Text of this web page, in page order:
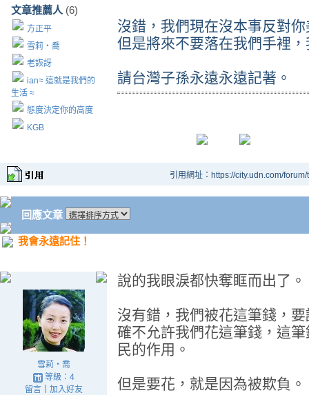
文章推薦人 (6)
方正平
雪莉‧喬
老詼訝
ian≈ 這就是我們的
生活 ≈
態度決定你的高度
KGB
沒錯，我們現在沒本事反對
但是將來不要落在我們手裡
請台灣子孫永遠永遠記著。
引用網址：https://city.udn.com/
回應文章
我會永遠記住！
雪莉‧喬
等級：4
留言｜ 加入好友
說的我眼淚都快奪眶而出了。
沒有錯，我們被花這筆錢，
確不允許我們花這筆錢，這
民的作用。
但是要花，就是因為被欺負。